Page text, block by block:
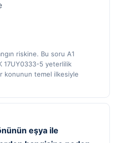
riskine. Bu soru A1
17UY0333-5 yeterlilik
konunun temel ilkesiyle
eşya ile